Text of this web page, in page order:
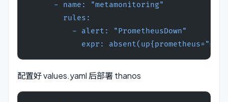
      - name: "metamonitoring"
        rules:
          - alert: "PrometheusDown"
expr:
配置好 values.yaml 后部署 thanos